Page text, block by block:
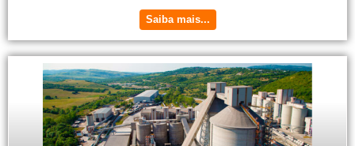
Saiba mais...